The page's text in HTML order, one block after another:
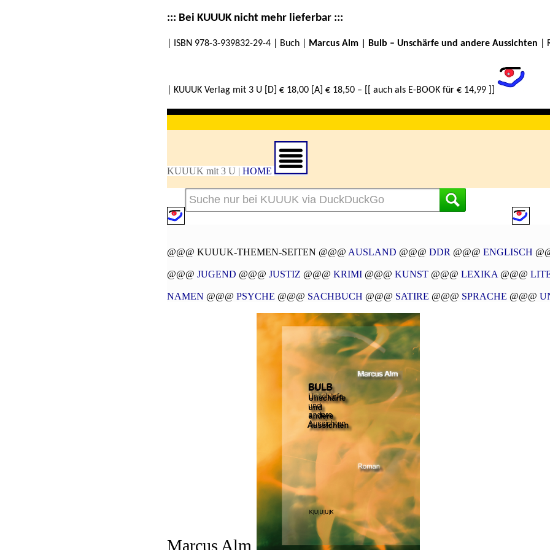
::: Bei KUUUK nicht mehr lieferbar :::
| ISBN 978-3-939832-29-4 | Buch | Marcus Alm | Bulb – Unschärfe und andere Aussichten |
| KUUUK Verlag mit 3 U [D] € 18,00 [A] € 18,50 – [[ auch als E-BOOK für € 14,99 ]]
KUUUK mit 3 U | HOME
@@@ KUUUK-THEMEN-SEITEN @@@ AUSLAND @@@ DDR @@@ ENGLISCH
@@@ JUGEND @@@ JUSTIZ @@@ KRIMI @@@ KUNST @@@ LEXIKA @@@
NAMEN @@@ PSYCHE @@@ SACHBUCH @@@ SATIRE @@@ SPRACHE @@@
Marcus Alm